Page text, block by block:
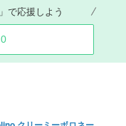
で応援しよう
0